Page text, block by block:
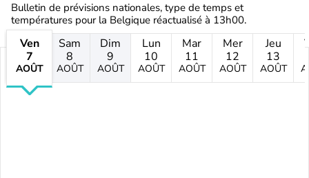
Bulletin de prévisions nationales, type de temps et
températures pour la Belgique réactualisé à 13h00.
Ven
7
AOÛT
Sam
8
AOÛT
Dim
9
AOÛT
Lun
10
AOÛT
Mar
11
AOÛT
Mer
12
AOÛT
Jeu
13
AOÛT